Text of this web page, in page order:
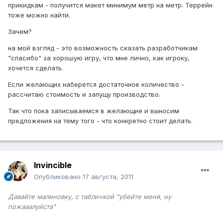
прикидкам - получится макет минимум метр на метр. Террейн
тоже можно найти.
Зачем?
на мой взгляд - это возможность сказать разработчикам
"спасибо" за хорошую игру, что мне лично, как игроку,
хочется сделать.
Если желающих наберется достаточное количество -
рассчитаю стоимость и запущу производство.
Так что пока записываемся в желающие и выносим
предложения на тему того - что конкретно стоит делать.
Invincible
Опубликовано 17 августа, 2011
Давайте малиновку, с табличкой "убейте меня, ну
пожааалуйста"